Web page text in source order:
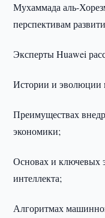
Мухаммада аль-
перспективам
Эксперты Huawei
Истории и эволюции
Преимуществах
экономики;
Основах и ключевых
интеллекта;
Алгоритмах